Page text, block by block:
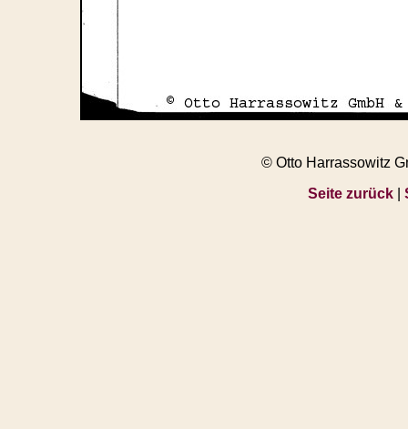
© Otto Harrassowitz
Seite zurück|